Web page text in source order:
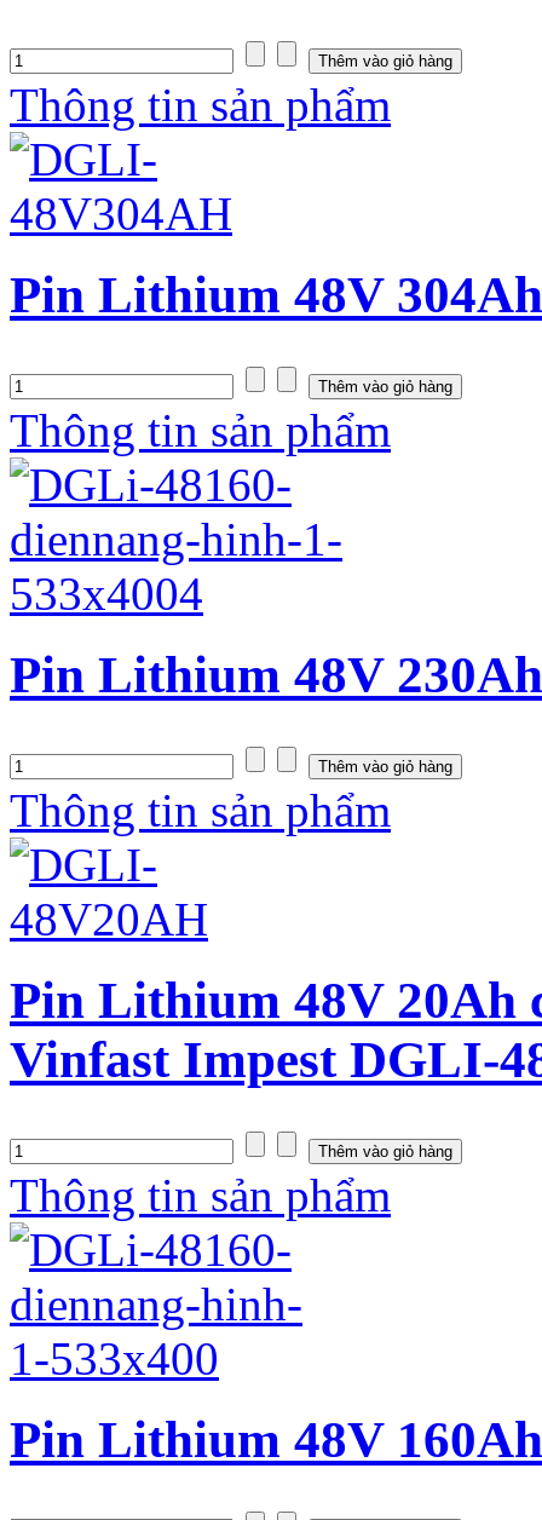
Thông tin sản phẩm
Pin Lithium 48V
Thông tin sản phẩm
Pin Lithium 48V
Thông tin sản phẩm
Pin Lithium 48V 20Ah
Vinfast Impest DGLI-
Thông tin sản phẩm
Pin Lithium 48V